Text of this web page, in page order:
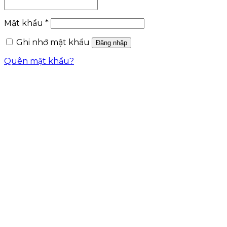
Mật khẩu *
Ghi nhớ mật khẩu
Đăng nhập
Quên mật khẩu?